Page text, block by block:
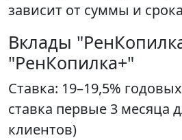
зависит от суммы и
Вклады
"РенКопилка+"
Ставка: 19–19,5%
ставка первые 3 месяца
клиентов)